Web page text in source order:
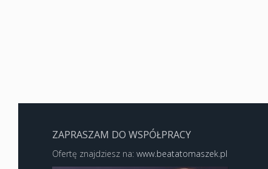
ZAPRASZAM DO WSPÓŁPRACY
Ofertę znajdziesz na: www.beatatomaszek.pl